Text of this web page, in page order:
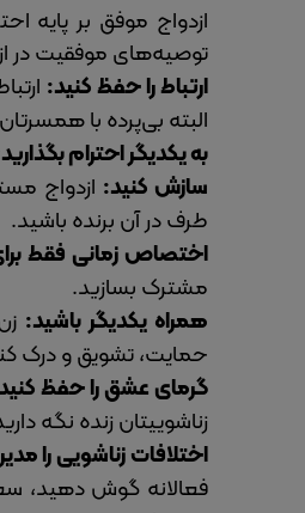
ازدواج‌ موفق بر پایه
توصیه‌های موفقیت در
ارتباط را حفظ کنید:
البته بی‌پرده با
به یکدیگر احترام
سازش کنید: ازدواج
طرف در آن برنده باشید.
اختصاص زمانی فقط
مشترک بسازید.
همراه یکدیگر باشید:
حمایت، تشویق و درک
گرمای عشق را حفظ
زناشوییتان زنده نگه
اختلافات زناشویی را
فعالانه گوش دهید،